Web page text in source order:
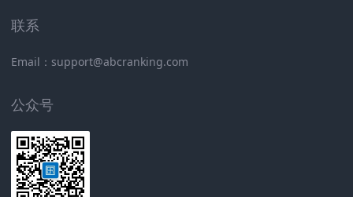
联系
Email：support@abcranking.com
公众号